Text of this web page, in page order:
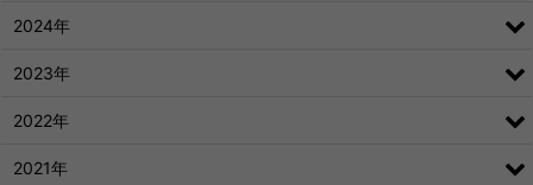
2024年
2023年
2022年
2021年